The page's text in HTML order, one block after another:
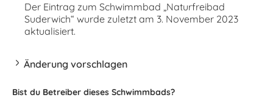
Der Eintrag zum Schwimmbad „Naturfreibad
Suderwich“ wurde zuletzt am 3. November 2023
aktualisiert.
Änderung vorschlagen
Bist du Betreiber dieses Schwimmbads?